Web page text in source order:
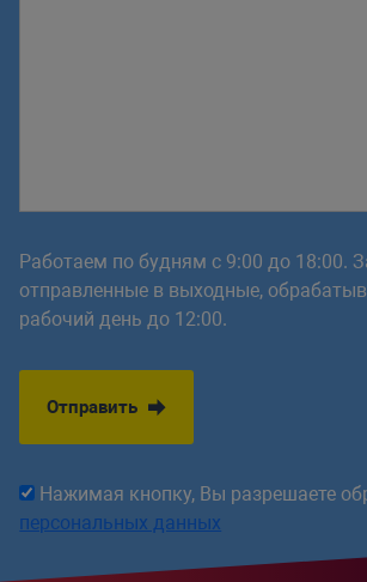
Работаем по будням с 9:00 до 18:00.
отправленные в выходные,
рабочий день до 12:00.
Отправить
Нажимая кнопку, Вы разрешаете
персональных данных